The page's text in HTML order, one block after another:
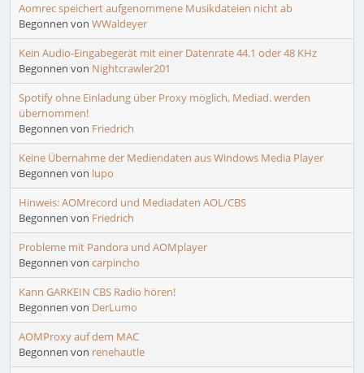
Aomrec speichert aufgenommene Musikdateien nicht ab
Begonnen von WWaldeyer
Kein Audio-Eingabegerät mit einer Datenrate 44.1 oder 48 KHz
Begonnen von Nightcrawler201
Spotify ohne Einladung über Proxy möglich, Mediad. werden
übernommen!
Begonnen von Friedrich
Keine Übernahme der Mediendaten aus Windows Media Player
Begonnen von lupo
Hinweis: AOMrecord und Mediadaten AOL/CBS
Begonnen von Friedrich
Probleme mit Pandora und AOMplayer
Begonnen von carpincho
Kann GARKEIN CBS Radio hören!
Begonnen von DerLumo
AOMProxy auf dem MAC
Begonnen von renehautle